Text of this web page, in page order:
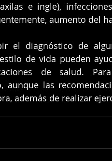
e ingle),
aumento del
el diagnóstico de
de vida pueden
de salud.
aunque las
además de realizar